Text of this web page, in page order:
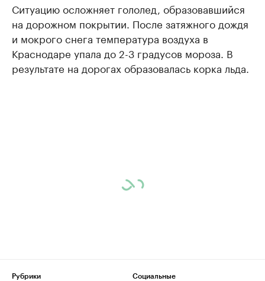
Ситуацию осложняет гололед, образовавшийся
на дорожном покрытии. После затяжного дождя
и мокрого снега температура воздуха в
Краснодаре упала до 2-3 градусов мороза. В
результате на дорогах образовалась корка льда.
Рубрики
Социальные